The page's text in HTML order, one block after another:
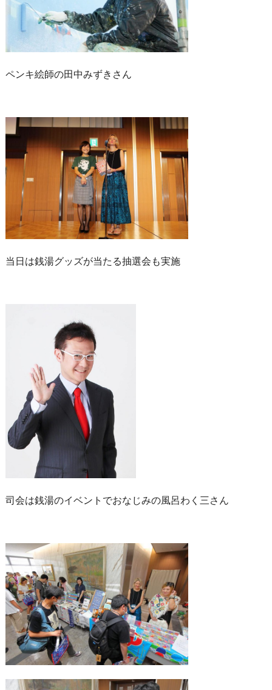
ペンキ絵師の田中みずきさん
当日は銭湯グッズが当たる抽選会も実施
司会は銭湯のイベントでおなじみの風呂わく三さん